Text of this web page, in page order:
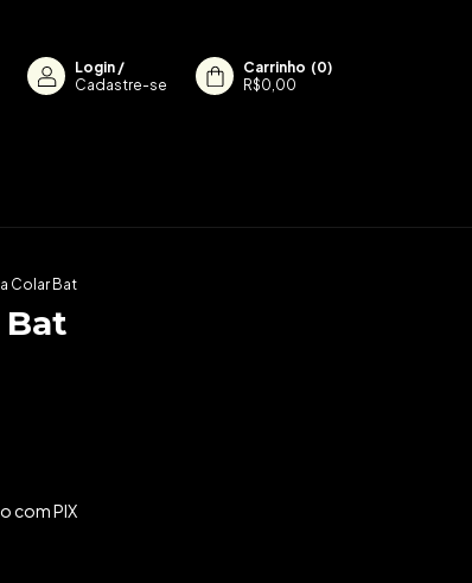
Login /
Cadastre-se
Carrinho (0)
R$0,00
Colar Bat
Bat
com PIX